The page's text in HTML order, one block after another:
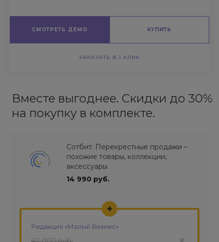
СМОТРЕТЬ ДЕМО КУПИТЬ
ЗАКАЗАТЬ В 1 КЛИК
Вместе выгоднее. Скидки до 30%
на покупку в комплекте.
Сотбит: Перекрестные продажи –
похожие товары, коллекции,
аксессуары
14 990 руб.
Редакция «Малый Бизнес»
+